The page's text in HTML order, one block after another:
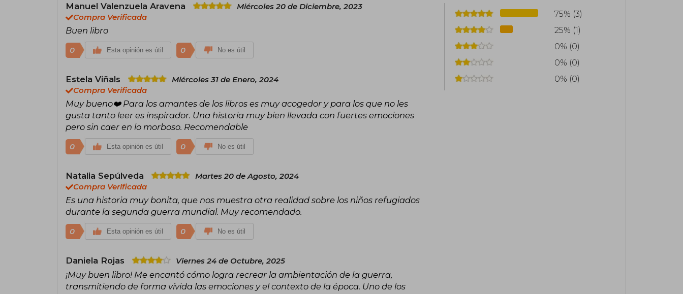
Manuel Valenzuela Aravena
Miércoles 20 de Diciembre, 2023
Compra Verificada
Buen libro
0 Esta opinión es útil 0 No es útil
Estela Viñals
Miércoles 31 de Enero, 2024
Compra Verificada
Muy bueno❤️ Para los amantes de los libros es muy acogedor y para los que no les
gusta tanto leer es inspirador. Una historia muy bien llevada con fuertes emociones
pero sin caer en lo morboso. Recomendable
0 Esta opinión es útil 0 No es útil
Natalia Sepúlveda
Martes 20 de Agosto, 2024
Compra Verificada
Es una historia muy bonita, que nos muestra otra realidad sobre los niños refugiados
durante la segunda guerra mundial. Muy recomendado.
0 Esta opinión es útil 0 No es útil
Daniela Rojas Viernes 24 de Octubre, 2025
¡Muy buen libro! Me encantó cómo logra recrear la ambientación de la guerra,
transmitiendo de forma vívida las emociones y el contexto de la época. Uno de los
75% (3)
25% (1)
0% (0)
0% (0)
0% (0)